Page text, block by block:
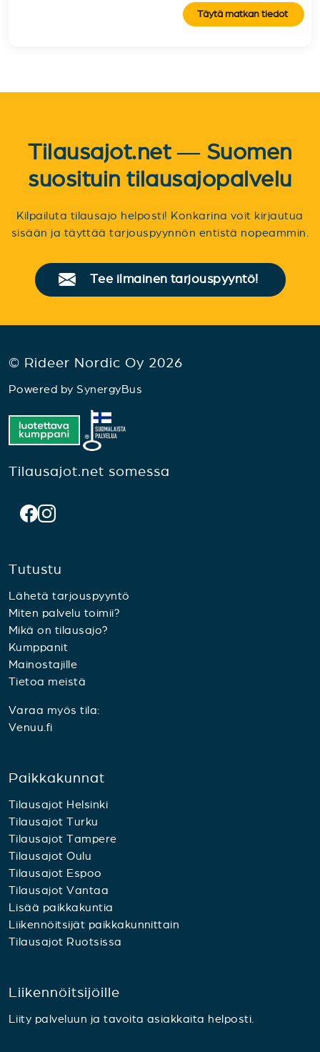
Täytä matkan tiedot
Tilausajot.net — Suomen
suosituin tilausajopalvelu
Kilpailuta tilausajo helposti! Konkarina voit kirjautua
sisään ja täyttää tarjouspyynnön entistä nopeammin.
Tee ilmainen tarjouspyyntö!
© Rideer Nordic Oy 2026
Powered by SynergyBus
Tilausajot.net somessa
Tutustu
Lähetä tarjouspyyntö
Miten palvelu toimii?
Mikä on tilausajo?
Kumppanit
Mainostajille
Tietoa meistä
Varaa myös tila:
Venuu.fi
Paikkakunnat
Tilausajot Helsinki
Tilausajot Turku
Tilausajot Tampere
Tilausajot Oulu
Tilausajot Espoo
Tilausajot Vantaa
Lisää paikkakuntia
Liikennöitsijät paikkakunnittain
Tilausajot Ruotsissa
Liikennöitsijöille
Liity palveluun ja tavoita asiakkaita helposti.